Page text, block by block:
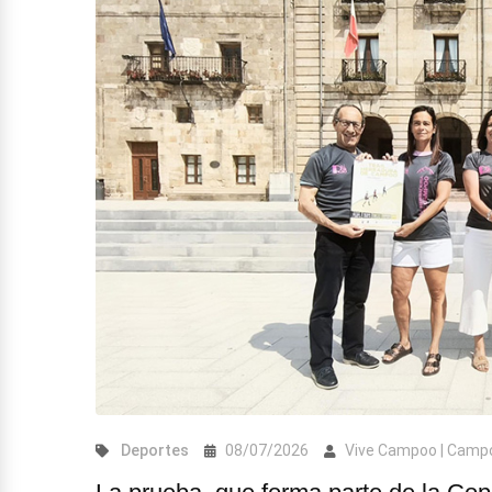
Deportes 08/07/2026 Vive Campoo |